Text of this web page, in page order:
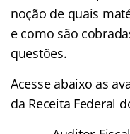
noção de quais
e como são
questões.
Acesse abaixo as
da Receita Federal